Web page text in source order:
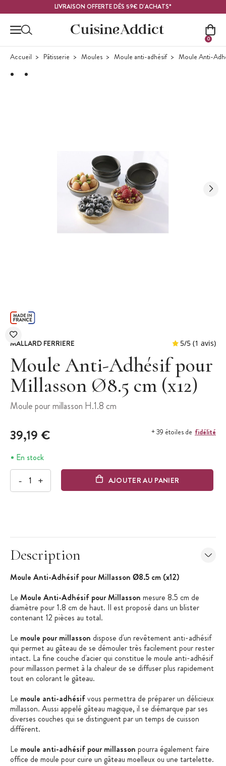
LIVRAISON OFFERTE DÈS 59€ D'ACHATS*
0
Accueil Pâtisserie Moules Moule anti-adhésif Moule Anti-
MALLARD FERRIERE
Moule Anti-Adhésif pour
Millasson Ø8.5 cm (x12)
Moule pour millasson H.1.8 cm
39,19 € + 39 étoiles de fidélité
En stock
- + AJOUTER AU PANIER
Description
Moule Anti-Adhésif pour Millasson Ø8.5 cm (x12)
Le Moule Anti-Adhésif pour Millasson mesure 8.5 cm de
diamètre pour 1.8 cm de haut. Il est proposé dans un blister
contenant 12 pièces au total.
Le moule pour millasson dispose d'un revêtement anti-adhésif
qui permet au gâteau de se démouler très facilement pour rester
intact. La fine couche d'acier qui constitue le moule anti-adhésif
pour millasson permet à la chaleur de se diffuser plus rapidement
tout en colorant le gâteau.
Le moule anti-adhésifvous permettra de préparer un délicieux
millasson. Aussi appelé gâteau magique, il se diémarque par ses
diverses couches qui se distinguent par un temps de cuisson
différent.
Le moule anti-adhésif pour millasson pourra également faire
office de moule pour cuire un gâteau moelleux ou une tartelette.